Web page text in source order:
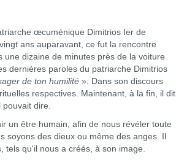
œcuménique Dimitrios Ier de
ans auparavant, ce fut la rencontre
dizaine de minutes près de la voiture
dernières paroles du patriarche Dimitrios
de ton humilité ». Dans son discours
respectives. Maintenant, à la fin, il dit
pouvait dire.
un être humain, afin de nous révéler toute
des dieux ou même des anges. Il
tels qu'il nous a créés, à son image.